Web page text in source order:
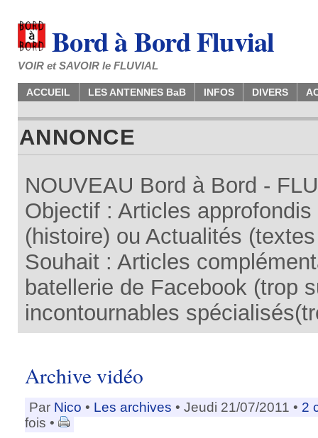
Bord à Bord Fluvial
VOIR et SAVOIR le FLUVIAL
ACCUEIL LES ANTENNES BaB INFOS DIVERS
ANNONCE
NOUVEAU Bord à Bord -
Objectif : Articles
(histoire) ou Actualités
Souhait : Articles
batellerie de Facebook (trop
incontournables
Archive vidéo
Par Nico • Les archives • Jeudi 21/07/2011 • 2
fois •